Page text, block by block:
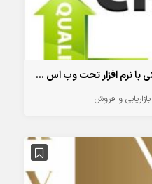
بازاریابی انفجاری و فروش تضمینی با نرم افزار تحت وب اس ام اس مارکتینگ
بازاریابی و فروش